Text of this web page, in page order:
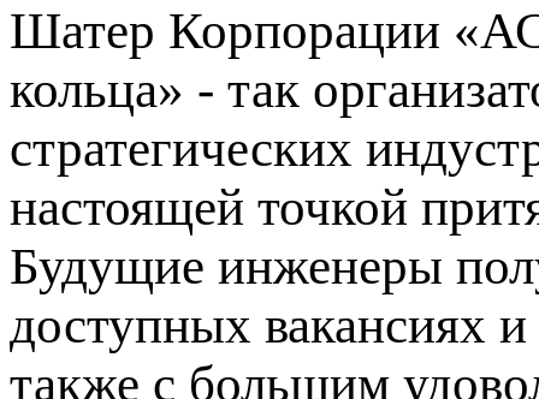
Шатер Корпорации
кольца» - так
стратегических
настоящей точкой
Будущие инженеры
доступных вакансиях
также с большим